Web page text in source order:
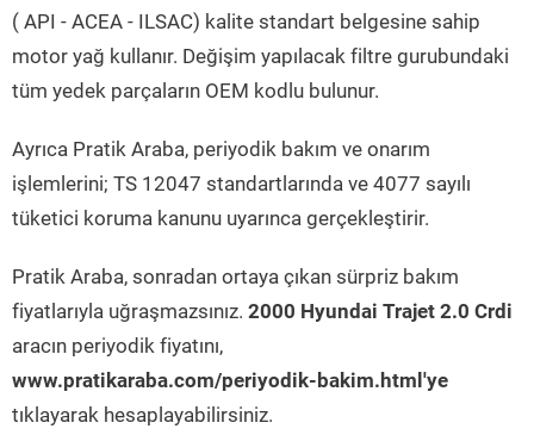
( API - ACEA - ILSAC) kalite standart belgesine sahip
motor yağ kullanır. Değişim yapılacak filtre gurubundaki
tüm yedek parçaların OEM kodlu bulunur.
Ayrıca Pratik Araba, periyodik bakım ve onarım
işlemlerini; TS 12047 standartlarında ve 4077 sayılı
tüketici koruma kanunu uyarınca gerçekleştirir.
Pratik Araba, sonradan ortaya çıkan sürpriz bakım
fiyatlarıyla uğraşmazsınız. 2000 Hyundai Trajet 2.0 Crdi
aracın periyodik fiyatını,
www.pratikaraba.com/periyodik-bakim.html'ye
tıklayarak hesaplayabilirsiniz.